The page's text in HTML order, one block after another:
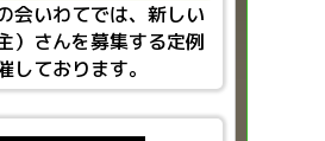
会いわてでは、新しい
）さんを募集する定例
しております。